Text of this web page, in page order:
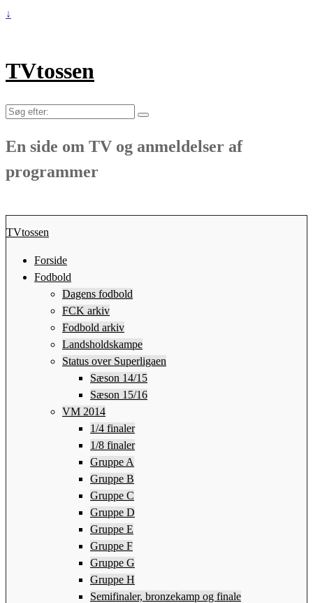
↓
TVtossen
Søg
En side om TV og anmeldelser af
programmer
TVtossen
Forside
Fodbold
Dagens fodbold
FCK arkiv
Fodbold arkiv
Landsholdskampe
Status over Superligaen
Sæson 14/15
Sæson 15/16
VM 2014
1/4 finaler
1/8 finaler
Gruppe A
Gruppe B
Gruppe C
Gruppe D
Gruppe E
Gruppe F
Gruppe G
Gruppe H
Semifinaler, bronzekamp og finale